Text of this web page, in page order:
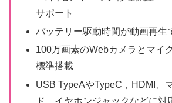
サポート
バッテリー駆動時間が動画再生
100万画素のWebカメラとマイ
標準搭載
USB TypeAやTypeC，HDMI、
ド、イヤホンジャックなどに対